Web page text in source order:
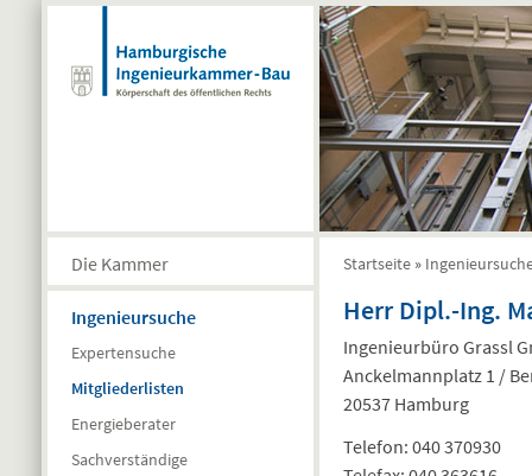
Direkt zum Inhalt
Die Kammer
Ingenieursuche
Expertensuche
Mitgliederlisten
Energieberater
Sachverständige
Sie sind hier
Startseite »
Herr Dipl.-Ing.
Ingenieurbüro Grassl
Anckelmannplatz 1 /
20537 Hamburg
Telefon: 040 370930